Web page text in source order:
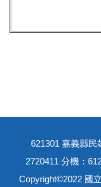
621301 嘉義縣民
2720411 分機：
Copyright©2022